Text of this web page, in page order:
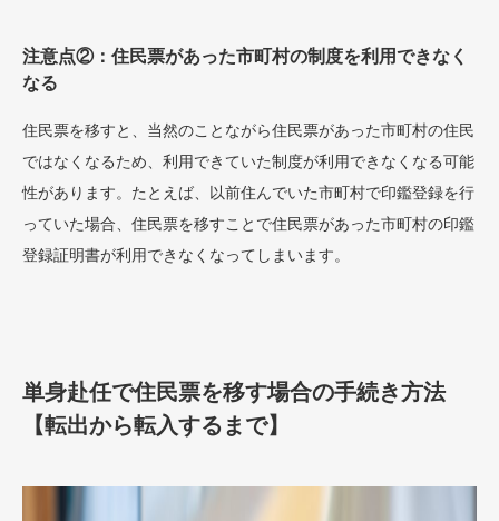
注意点②：住民票があった市町村の制度を利用できなく
なる
住民票を移すと、当然のことながら住民票があった市町村の住民
ではなくなるため、利用できていた制度が利用できなくなる可能
性があります。たとえば、以前住んでいた市町村で印鑑登録を行
っていた場合、住民票を移すことで住民票があった市町村の印鑑
登録証明書が利用できなくなってしまいます。
単身赴任で住民票を移す場合の手続き方法
【転出から転入するまで】